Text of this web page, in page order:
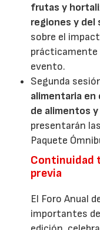
frutas y
regiones y del
sobre el
prácticamente
evento.
Segunda
alimentaria en
de alimentos
presentarán
Paquete
Continuidad
previa
El Foro Anual
importantes